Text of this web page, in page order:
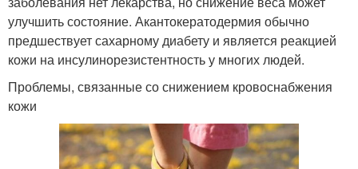
улучшить состояние. Акантокератодермия обычно
предшествует сахарному диабету и является реакцией
кожи на инсулинорезистентность у многих людей.
Проблемы, связанные со снижением кровоснабжения
кожи